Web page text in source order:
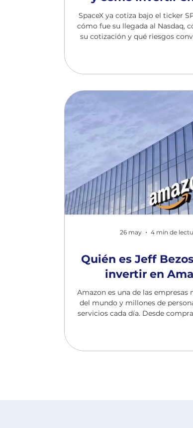
SpaceX ya cotiza bajo el ticker
cómo fue su llegada al Nasdaq,
su cotización y qué riesgos
Quién es Jeff Bezos
invertir en
Amazon es una de las empresas
del mundo y millones de
servicios cada día. Desde
la compañía ha cambiado la
consumimos y trabajamos.
26 may 4 min de